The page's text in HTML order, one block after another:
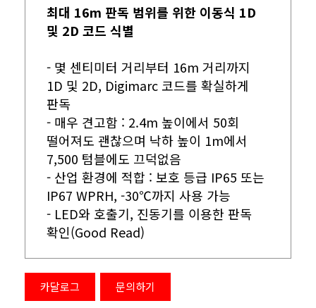
최대 16m 판독 범위를 위한 이동식 1D
및 2D 코드 식별
- 몇 센티미터 거리부터 16m 거리까지
1D 및 2D, Digimarc 코드를 확실하게
판독
- 매우 견고함 : 2.4m 높이에서 50회
떨어져도 괜찮으며 낙하 높이 1m에서
7,500 텀블에도 끄덕없음
- 산업 환경에 적합 : 보호 등급 IP65 또는
IP67 WPRH, -30℃까지 사용 가능
- LED와 호출기, 진동기를 이용한 판독
확인(Good Read)
카달로그 문의하기